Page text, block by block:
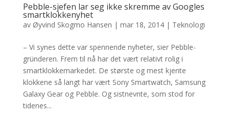
Pebble-sjefen lar seg ikke skremme av Googles
smartklokkenyhet
av Øyvind Skogmo Hansen | mar 18, 2014| Teknologi
– Vi synes dette var spennende nyheter, sier Pebble-
gründeren. Frem til nå har det vært relativt rolig i
smartklokkemarkedet. De største og mest kjente
klokkene så langt har vært Sony Smartwatch, Samsung
Galaxy Gear og Pebble. Og sistnevnte, som stod for
tidenes...